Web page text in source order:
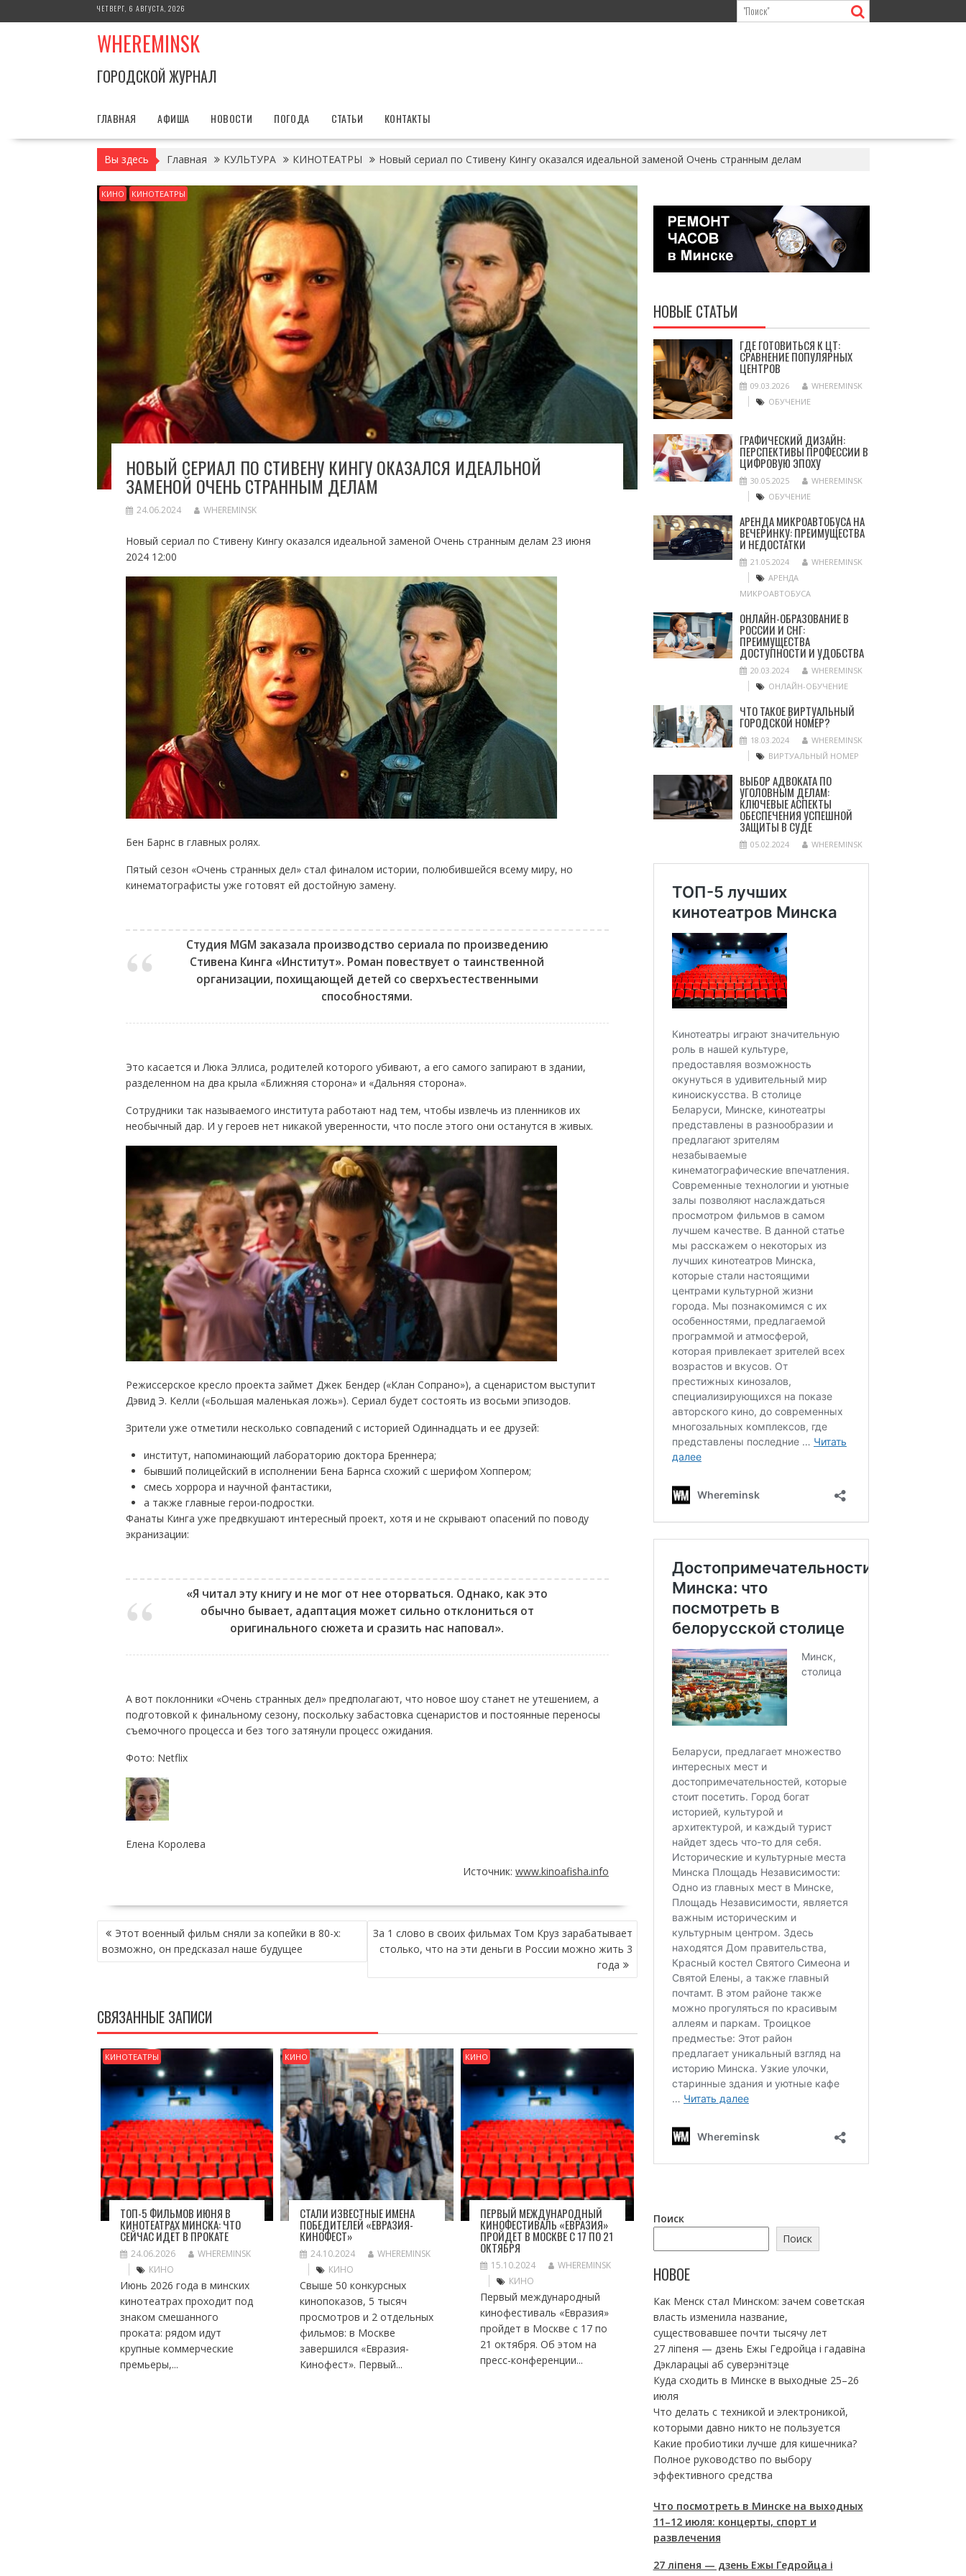
к
ЧЕТВЕРГ, 6 АВГУСТА, 2026
WHEREMINSK
ГОРОДСКОЙ ЖУРНАЛ
ГЛАВНАЯ АФИША НОВОСТИ ПОГОДА СТАТЬИ КОНТАКТЫ
Вы здесь Главная КУЛЬТУРА КИНОТЕАТРЫ Новый сериал по Стивену Кингу оказался идеальной заменой Очень странным делам
КИНО КИНОТЕАТРЫ
НОВЫЙ СЕРИАЛ ПО СТИВЕНУ КИНГУ ОКАЗАЛСЯ ИДЕАЛЬНОЙ
ЗАМЕНОЙ ОЧЕНЬ СТРАННЫМ ДЕЛАМ
24.06.2024 WHEREMINSK
Новый сериал по Стивену Кингу оказался идеальной заменой Очень странным делам 23 июня
2024 12:00
Бен Барнс в главных ролях.
Пятый сезон «Очень странных дел» стал финалом истории, полюбившейся всему миру, но
кинематографисты уже готовят ей достойную замену.
Студия MGM заказала производство сериала по произведению
Стивена Кинга «Институт». Роман повествует о таинственной
организации, похищающей детей со сверхъестественными
способностями.
Это касается и Люка Эллиса, родителей которого убивают, а его самого запирают в здании,
разделенном на два крыла «Ближняя сторона» и «Дальняя сторона».
Сотрудники так называемого института работают над тем, чтобы извлечь из пленников их
необычный дар. И у героев нет никакой уверенности, что после этого они останутся в живых.
Режиссерское кресло проекта займет Джек Бендер («Клан Сопрано»), а сценаристом выступит
Дэвид Э. Келли («Большая маленькая ложь»). Сериал будет состоять из восьми эпизодов.
Зрители уже отметили несколько совпадений с историей Одиннадцать и ее друзей:
институт, напоминающий лабораторию доктора Бреннера;
бывший полицейский в исполнении Бена Барнса схожий с шерифом Хоппером;
смесь хоррора и научной фантастики,
а также главные герои-подростки.
Фанаты Кинга уже предвкушают интересный проект, хотя и не скрывают опасений по поводу
экранизации:
«Я читал эту книгу и не мог от нее оторваться. Однако, как это
обычно бывает, адаптация может сильно отклониться от
оригинального сюжета и сразить нас наповал».
А вот поклонники «Очень странных дел» предполагают, что новое шоу станет не утешением, а
подготовкой к финальному сезону, поскольку забастовка сценаристов и постоянные переносы
съемочного процесса и без того затянули процесс ожидания.
Фото: Netflix
Елена Королева
Источник: www.kinoafisha.info
НАВИГАЦИЯ
ПО
ЗАПИСЯМ
Этот военный фильм сняли за копейки в 80-х:
возможно, он предсказал наше будущее
За 1 слово в своих фильмах Том Круз зарабатывает
столько, что на эти деньги в России можно жить 3
года
СВЯЗАННЫЕ ЗАПИСИ
КИНОТЕАТРЫ
ТОП-5 ФИЛЬМОВ ИЮНЯ В
КИНОТЕАТРАХ МИНСКА: ЧТО
СЕЙЧАС ИДЁТ В ПРОКАТЕ
24.06.2026
WHEREMINSK
КИНО
Июнь 2026 года в минских
кинотеатрах проходит под
знаком смешанного
проката: рядом идут
крупные коммерческие
премьеры,...
КИНО
СТАЛИ ИЗВЕСТНЫЕ ИМЕНА
ПОБЕДИТЕЛЕЙ «ЕВРАЗИЯ-
КИНОФЕСТ»
24.10.2024
WHEREMINSK
КИНО
Свыше 50 конкурсных
кинопоказов, 5 тысяч
просмотров и 2 отдельных
фильмов: в Москве
завершился «Евразия-
Кинофест». Первый...
КИНО
ПЕРВЫЙ МЕЖДУНАРОДНЫЙ
КИНОФЕСТИВАЛЬ «ЕВРАЗИЯ»
ПРОЙДЕТ В МОСКВЕ С 17 ПО 21
ОКТЯБРЯ
15.10.2024
WHEREMINSK
КИНО
Первый международный
кинофестиваль «Евразия»
пройдет в Москве с 17 по
21 октября. Об этом на
пресс-конференции...
НОВЫЕ СТАТЬИ
ГДЕ ГОТОВИТЬСЯ К ЦТ:
СРАВНЕНИЕ ПОПУЛЯРНЫХ
ЦЕНТРОВ
09.03.2026
WHEREMINSK
ОБУЧЕНИЕ
ГРАФИЧЕСКИЙ ДИЗАЙН:
ПЕРСПЕКТИВЫ ПРОФЕССИИ В
ЦИФРОВУЮ ЭПОХУ
30.05.2025
WHEREMINSK
ОБУЧЕНИЕ
АРЕНДА МИКРОАВТОБУСА НА
ВЕЧЕРИНКУ: ПРЕИМУЩЕСТВА
И НЕДОСТАТКИ
21.05.2024
WHEREMINSK
АРЕНДА
МИКРОАВТОБУСА
ОНЛАЙН-ОБРАЗОВАНИЕ В
РОССИИ И СНГ:
ПРЕИМУЩЕСТВА
ДОСТУПНОСТИ И УДОБСТВА
20.03.2024
WHEREMINSK
ОНЛАЙН-ОБУЧЕНИЕ
ЧТО ТАКОЕ ВИРТУАЛЬНЫЙ
ГОРОДСКОЙ НОМЕР?
18.03.2024
WHEREMINSK
ВИРТУАЛЬНЫЙ НОМЕР
ВЫБОР АДВОКАТА ПО
УГОЛОВНЫМ ДЕЛАМ:
КЛЮЧЕВЫЕ АСПЕКТЫ
ОБЕСПЕЧЕНИЯ УСПЕШНОЙ
ЗАЩИТЫ В СУДЕ
05.02.2024 WHEREMINSK
Поиск
Поиск
НОВОЕ
Как Менск стал Минском: зачем советская
власть изменила название,
существовавшее почти тысячу лет
27 ліпеня — дзень Ежы Гедройца і гадавіна
Дэкларацыі аб суверэнітэце
Куда сходить в Минске в выходные 25–26
июля
Что делать с техникой и электроникой,
которыми давно никто не пользуется
Какие пробиотики лучше для кишечника?
Полное руководство по выбору
эффективного средства
Что посмотреть в Минске на выходных
11–12 июля: концерты, спорт и
развлечения
27 ліпеня — дзень Ежы Гедройца і